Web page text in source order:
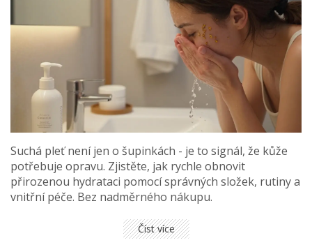
Suchá pleť není jen o šupinkách - je to signál, že kůže
potřebuje opravu. Zjistěte, jak rychle obnovit
přirozenou hydrataci pomocí správných složek, rutiny a
vnitřní péče. Bez nadměrného nákupu.
Číst více